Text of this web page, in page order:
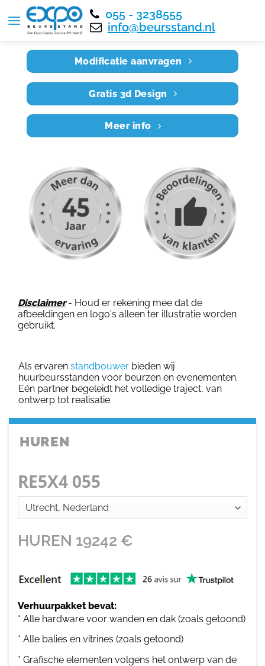
055 - 3238555
info@beursstand.nl
Home RE5X4 055
Modificatie aanvragen
Gratis 3d Design
Meer info
Disclaimer- Houd er rekening mee dat de
afbeeldingen en logo's alleen ter illustratie worden
gebruikt.
Als ervaren standbouwer bieden wij
huurbeursstanden voor beurzen en evenementen.
Eén partner begeleidt het volledige traject, van
ontwerp tot realisatie.
HUREN
RE5X4 055
HUREN 19242 €
Verhuurpakket bevat:
* Alle hardware voor wanden en dak (zoals getoond)
* Alle balies en vitrines (zoals getoond)
* Grafische elementen volgens het ontwerp van de